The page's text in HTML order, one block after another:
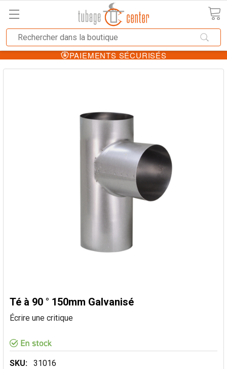
PAIEMENTS SÉCURISÉS
Té à 90 ° 150mm Galvanisé
Écrire une critique
SKU: 31016